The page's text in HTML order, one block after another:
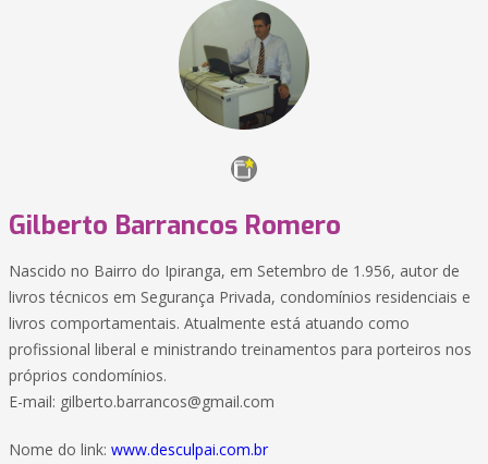
Gilberto Barrancos Romero
Nascido no Bairro do Ipiranga, em Setembro de 1.956, autor de
livros técnicos em Segurança Privada, condomínios residenciais e
livros comportamentais. Atualmente está atuando como
profissional liberal e ministrando treinamentos para porteiros nos
próprios condomínios.
E-mail: gilberto.barrancos@gmail.com
Nome do link: www.desculpai.com.br